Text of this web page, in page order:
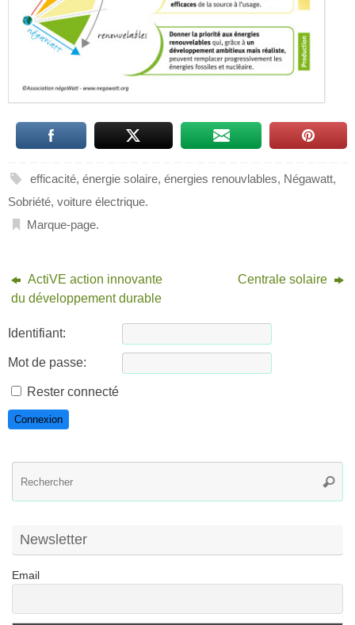
efficacité,énergie solaire,énergies renouvlables, Négawatt,
Sobriété, voiture électrique.
Marque-page.
ActiVE action innovante
du développement durable
Centrale solaire
Identifiant:
Mot de passe:
Rester connecté
Connexion
Newsletter
Email